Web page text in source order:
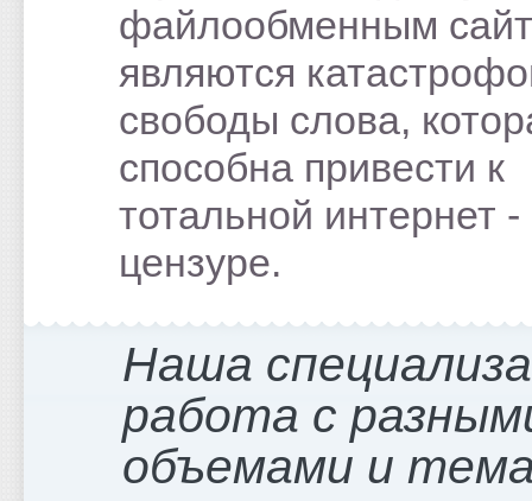
файлообменным
являются
свободы слова,
способна привести к
тотальной интернет -
цензуре.
Наша
работа с
объемами и